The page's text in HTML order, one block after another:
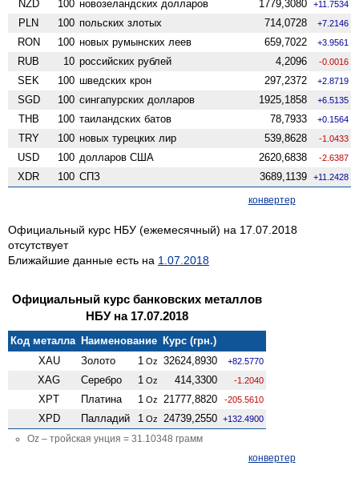
NZD 100 ново­зеландских долларов 1779,3080 +11.7534
PLN 100 польских злотых 714,0728 +7.2146
RON 100 новых румынских леев 659,7022 +3.9561
RUB 10 российских рублей 4,2096 -0.0016
SEK 100 шведских крон 297,2372 +2.8719
SGD 100 сингапурских долларов 1925,1858 +6.5135
THB 100 таиландских батов 78,7933 +0.1564
TRY 100 новых турецких лир 539,8628 -1.0433
USD 100 долларов США 2620,6838 -2.6387
XDR 100 СПЗ 3689,1139 +11.2428
конвертер
Официальный курс НБУ (ежемесячный) на 17.07.2018
отсутствует
Ближайшие данные есть на 1.07.2018
Официальный курс банковских металлов
НБУ на 17.07.2018
Код металла Наименование Курс (грн.)
XAU
Золото 1 Oz 32624,8930 +82.5770
XAG Серебро 1 Oz 414,3300 -1.2040
XPT Платина 1 Oz 21777,8820 -205.5610
XPD Палладий 1 Oz 24739,2550 +132.4900
Oz – тройская унция = 31.10348 грамм
конвертер